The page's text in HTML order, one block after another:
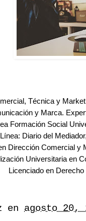
Técnica y
y Marca.
Formación Social
Diario del
Dirección Comercial y
Universitaria en
Licenciado en
en agosto 20,